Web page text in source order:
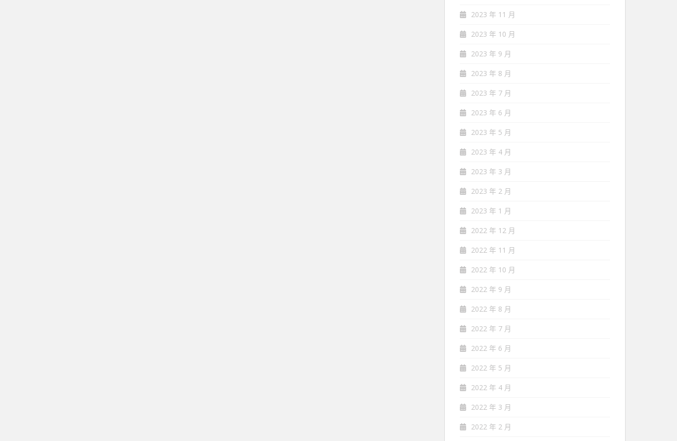
2023 年 11 月
2023 年 10 月
2023 年 9 月
2023 年 8 月
2023 年 7 月
2023 年 6 月
2023 年 5 月
2023 年 4 月
2023 年 3 月
2023 年 2 月
2023 年 1 月
2022 年 12 月
2022 年 11 月
2022 年 10 月
2022 年 9 月
2022 年 8 月
2022 年 7 月
2022 年 6 月
2022 年 5 月
2022 年 4 月
2022 年 3 月
2022 年 2 月